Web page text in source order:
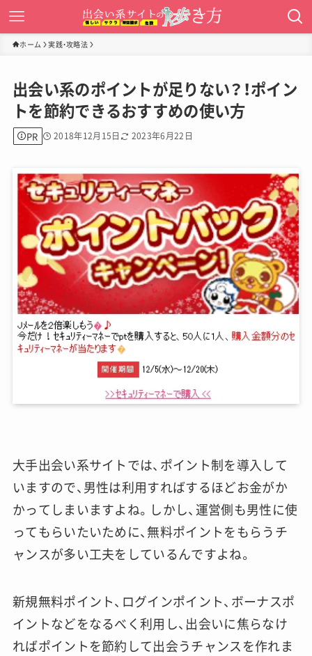
ホーム 実践・攻略法
出会い系のポイントが足りない？！ポイン
トを節約できるおすすめの使い方
PR 2018年12月15日 2023年6月22日
大手出会い系サイトでは、ポイント制を導入して
いますので、男性は利用すればするほどお金がか
かってしまいますよね。しかし、運営側も男性に使
ってもらいたいために、無料ポイントをもらうチ
ャンスが多い工夫をしているんですよね。
新規無料ポイント、ログインポイント、ボーナスポ
イントなどをなるべく利用し、出会いに焦らなけ
ればポイントを節約して出会うチャンスを作れま